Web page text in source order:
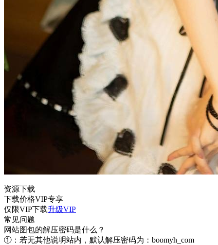
资源下载
下载价格VIP专享
仅限VIP下载升级VIP
常见问题
网站图包的解压密码是什么？
①：若无其他说明站内，默认解压密码为：boomyh_com